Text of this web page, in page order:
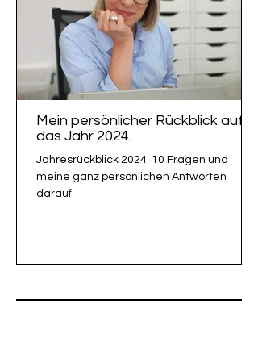
Mein persönlicher Rückblick auf
das Jahr 2024.
Jahresrückblick 2024: 10 Fragen und
meine ganz persönlichen Antworten
darauf